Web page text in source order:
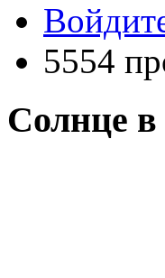
5554
Солнце